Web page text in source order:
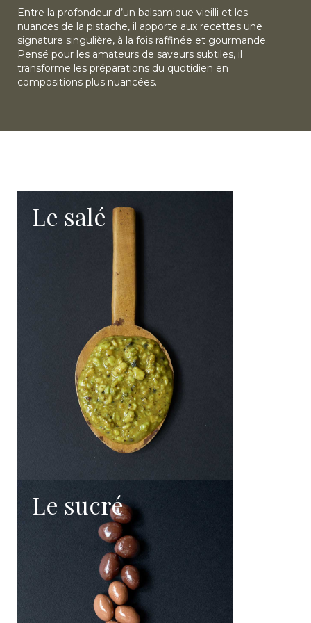
Entre la profondeur d’un balsamique vieilli et les
nuances de la pistache, il apporte aux recettes une
signature singulière, à la fois raffinée et gourmande.
Pensé pour les amateurs de saveurs subtiles, il
transforme les préparations du quotidien en
compositions plus nuancées.
pistache apporte une rondeur discrète, une touche
végétale et une sensation veloutée en bouche.
original, capable d’apporter de la profondeur sans
masquer les saveurs des aliments qu’il accompagne.
Un vieillissement en fût pour révéler les
Comme les meilleurs condiments balsamiques, cette
création puise sa richesse dans le temps. Le
vieillissement en fût permet au produit de gagner en
complexité et en harmonie.
Au fil des mois, les arômes se concentrent et
s’affinent. Les notes acidulées s’équilibrent avec une
douceur naturelle plus enveloppante. Cette
maturation contribue à la texture légèrement
sirupeuse du condiment et à sa longueur aromatique.
Chaque goutte reflète ainsi un savoir-faire artisanal où
la patience joue un rôle essentiel.
Profil aromatique et équilibre des saveurs
La première impression est marquée par la fraîcheur
caractéristique du balsamique. Très vite, la pistache
apparaît avec subtilité, apportant une dimension plus
gourmande et une sensation de rondeur.
L’ensemble développe une palette aromatique
Le salé
Le sucré